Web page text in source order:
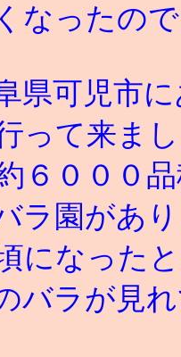
なったの
県可児市
って来ま
６０００
ラ園があ
になった
バラが見